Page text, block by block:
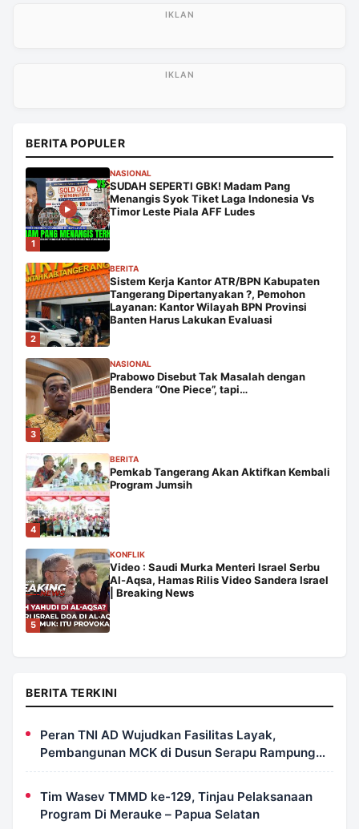
BERITA POPULER
1
NASIONAL
SUDAH SEPERTI GBK! Madam Pang
Menangis Syok Tiket Laga Indonesia Vs
Timor Leste Piala AFF Ludes
2
BERITA
Sistem Kerja Kantor ATR/BPN Kabupaten
Tangerang Dipertanyakan ?, Pemohon
Layanan: Kantor Wilayah BPN Provinsi
Banten Harus Lakukan Evaluasi
3
NASIONAL
Prabowo Disebut Tak Masalah dengan
Bendera “One Piece”, tapi…
4
BERITA
Pemkab Tangerang Akan Aktifkan Kembali
Program Jumsih
5
KONFLIK
Video : Saudi Murka Menteri Israel Serbu
Al-Aqsa, Hamas Rilis Video Sandera Israel
| Breaking News
BERITA TERKINI
Peran TNI AD Wujudkan Fasilitas Layak,
Pembangunan MCK di Dusun Serapu Rampung
Dikerjakan
Tim Wasev TMMD ke-129, Tinjau Pelaksanaan
Program Di Merauke – Papua Selatan